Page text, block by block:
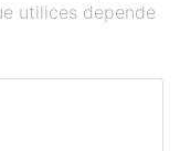
utilices depende